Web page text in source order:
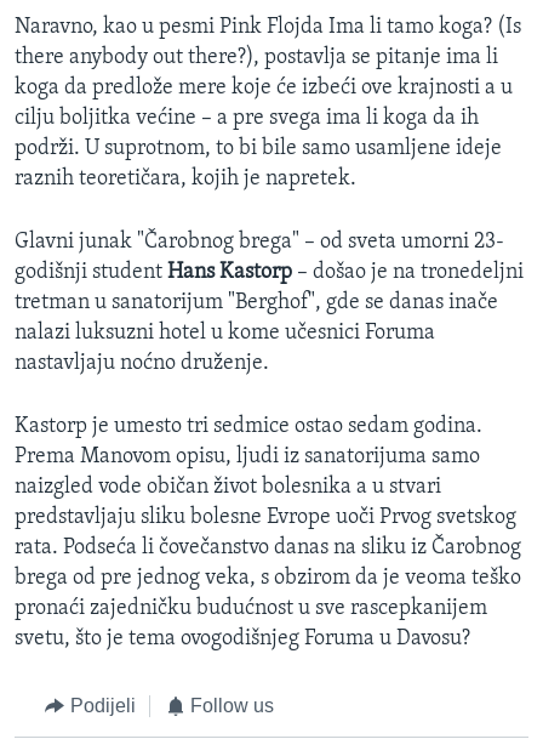
Naravno, kao u pesmi Pink Flojda Ima li tamo koga? (Is
there anybody out there?), postavlja se pitanje ima li
koga da predlože mere koje će izbeći ove krajnosti a u
cilju boljitka većine – a pre svega ima li koga da ih
podrži. U suprotnom, to bi bile samo usamljene ideje
raznih teoretičara, kojih je napretek.
Glavni junak "Čarobnog brega" – od sveta umorni 23-
godišnji student Hans Kastorp – došao je na tronedeljni
tretman u sanatorijum "Berghof", gde se danas inače
nalazi luksuzni hotel u kome učesnici Foruma
nastavljaju noćno druženje.
Kastorp je umesto tri sedmice ostao sedam godina.
Prema Manovom opisu, ljudi iz sanatorijuma samo
naizgled vode običan život bolesnika a u stvari
predstavljaju sliku bolesne Evrope uoči Prvog svetskog
rata. Podseća li čovečanstvo danas na sliku iz Čarobnog
brega od pre jednog veka, s obzirom da je veoma teško
pronaći zajedničku budućnost u sve rascepkanijem
svetu, što je tema ovogodišnjeg Foruma u Davosu?
Podijeli Follow us